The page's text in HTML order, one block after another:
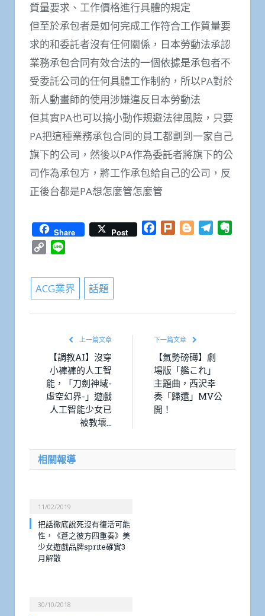
質量要求、工作價格進行具體的規定
但至於承包者是如何完成工作符合工作質量要
求的和委託者沒有任何關係，日本勞動法承認
業務承包合同有效合法的一個依據是承包者不
受委託公司的任何具體工作制約，所以PA對於
新人動畫師的使用涉嫌違反日本勞動法
但其實PA也可以搞小動作規避法律風險，只要
PA把這種業務承包合同的員工都劃到一家自己
旗下的公司，然後以PA作為委託者將旗下的公
司作為承包方，將工作承包給自己的公司，反
正後台都是PA想怎麼管怎麼管
Share Post Facebook
Plurk BloggerTelegram
Copy
ACG業界 話題
上一篇文章
【調教AI】沒穿
小褲褲的人工智
能，「刀劍神域-
虛空幻界-」遊戲
人工智能少女已
被教壞…
下一篇文章
【氣勢磅礡】劇
場版「艦これ」
主題曲，西沢幸
奏「歸還」MV公
開！
相關報導
11/02/2019
把話徹底說死沒有復活可能
性，《蒼之彼方四重奏》美
少女遊戲品牌sprite確實3
月解散
30/10/2018